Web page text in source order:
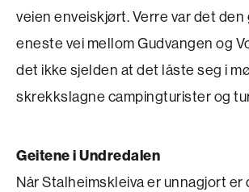
veien enveiskjørt. Verre var det
eneste vei mellom Gudvangen og
det ikke sjelden at det låste seg i
skrekkslagne campingturister og
Geitene i Undredalen
Når Stalheimskleiva er unnagjort er